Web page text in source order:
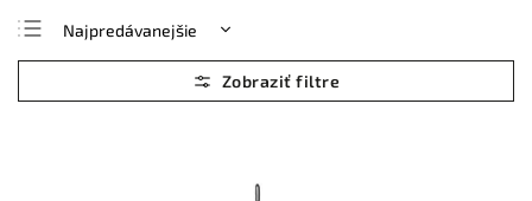
Najpredávanejšie
Najlacnejšie
Najdrahšie